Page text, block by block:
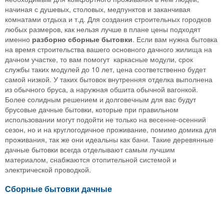
начиная с душевых, столовых, медпунктов и заканчивая
комнатами отдыха и т.д. Для создания строительных городков
любых размеров, как нельзя лучше в плане цены подходят
именно разборно сборные бытовки. Если вам нужна бытовка
на время строительства вашего основного дачного жилища на
дачном участке, то вам помогут каркасные модули, срок
службы таких модулей до 10 лет, цена соответственно будет
самой низкой. У таких бытовок внутренняя отделка выполнена
из обычного бруса, а наружная обшита обычной вагонкой.
Более солидным решением и долговечным для вас будут
брусовые дачные бытовки, которые при правильном
использовании могут подойти не только на весенне-осенний
сезон, но и на круглогодичное проживание, помимо домика для
проживания, так же они идеальны как бани. Такие деревянные
дачные бытовки всегда отделывают самым лучшим
материалом, снабжаются отопительной системой и
электрической проводкой.
Сборные бытовки дачные